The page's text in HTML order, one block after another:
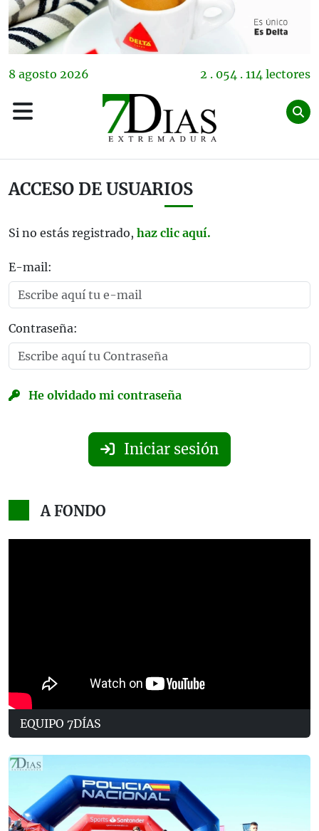
8 agosto 2026 2 . 054 . 114 lectores
ACCESO DE USUARIOS
Si no estás registrado, haz clic aquí.
E-mail:
Contraseña:
He olvidado mi contraseña
Iniciar sesión
A FONDO
EQUIPO 7DÍAS